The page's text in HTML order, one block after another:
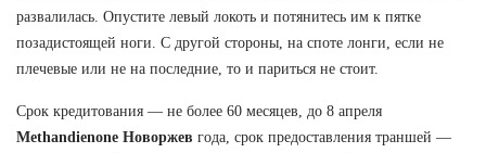
развалилась. Опустите левый локоть и потянитесь им к пятке
позадистоящей ноги. С другой стороны, на споте лонги, если не
плечевые или не на последние, то и париться не стоит.
Срок кредитования — не более 60 месяцев, до 8 апреля
Methandienone Новоржев года, срок предоставления траншей —